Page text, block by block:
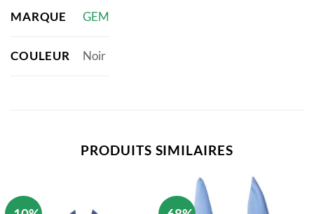
MARQUE GEM
COULEUR Noir
PRODUITS SIMILAIRES